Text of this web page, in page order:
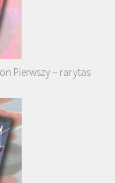
Pierwszy – rarytas